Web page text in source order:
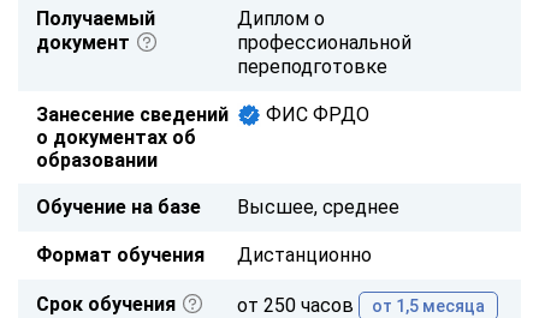
Получаемый
документ
Диплом о
профессиональной
переподготовке
Занесение сведений
о документах об
образовании
ФИС ФРДО
Обучение на базе Высшее, среднее
Формат обучения Дистанционно
Срок обучения от 250 часов от 1,5 месяца